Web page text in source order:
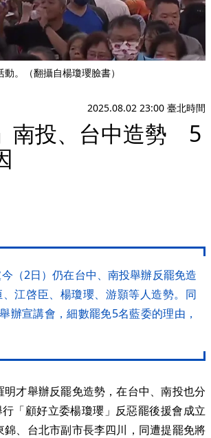
。（翻攝自楊瓊瓔臉書）
2025.08.02 23:00 臺北時間
南投、台中造勢 5
（2日）仍在台中、南投舉辦反罷免造
江啓臣、楊瓊瓔、游顥等人造勢。同
辦宣講會，細數罷免5名藍委的理由，
才舉辦反罷免造勢，在台中、南投也分
「顧好立委楊瓊瓔」反惡罷後援會成立
、台北市副市長李四川，同遭提罷免將